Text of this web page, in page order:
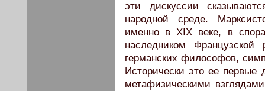
эти дискуссии
народной среде.
именно в XIX веке, в
наследником
германских философов,
Исторически это ее первые
метафизическими